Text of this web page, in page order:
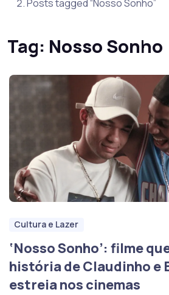
Posts tagged “Nosso Sonho”
Tag: Nosso Sonho
Cultura e Lazer
‘Nosso Sonho’: filme
história de Claudinho e
estreia nos cinemas